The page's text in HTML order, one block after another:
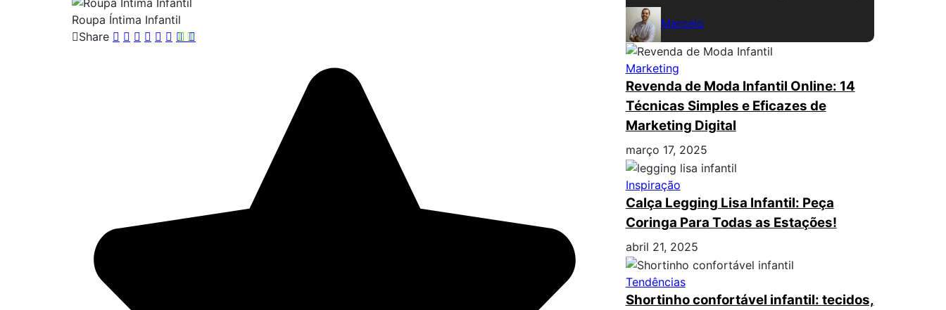
Roupa Íntima Infantil
Share
Marcelo
Marketing
Revenda de Moda Infantil Online: 14
Técnicas Simples e Eficazes de
Marketing Digital
março 17, 2025
Inspiração
Calça Legging Lisa Infantil: Peça
Coringa Para Todas as Estações!
abril 21, 2025
Tendências
Shortinho confortável infantil: tecidos,